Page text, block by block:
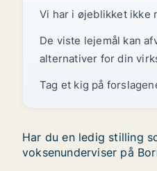
Vi har i øjeblikket ikke
De viste lejemål kan
alternativer for din
Tag et kig på
Har du en ledig stilling
voksenunderviser på